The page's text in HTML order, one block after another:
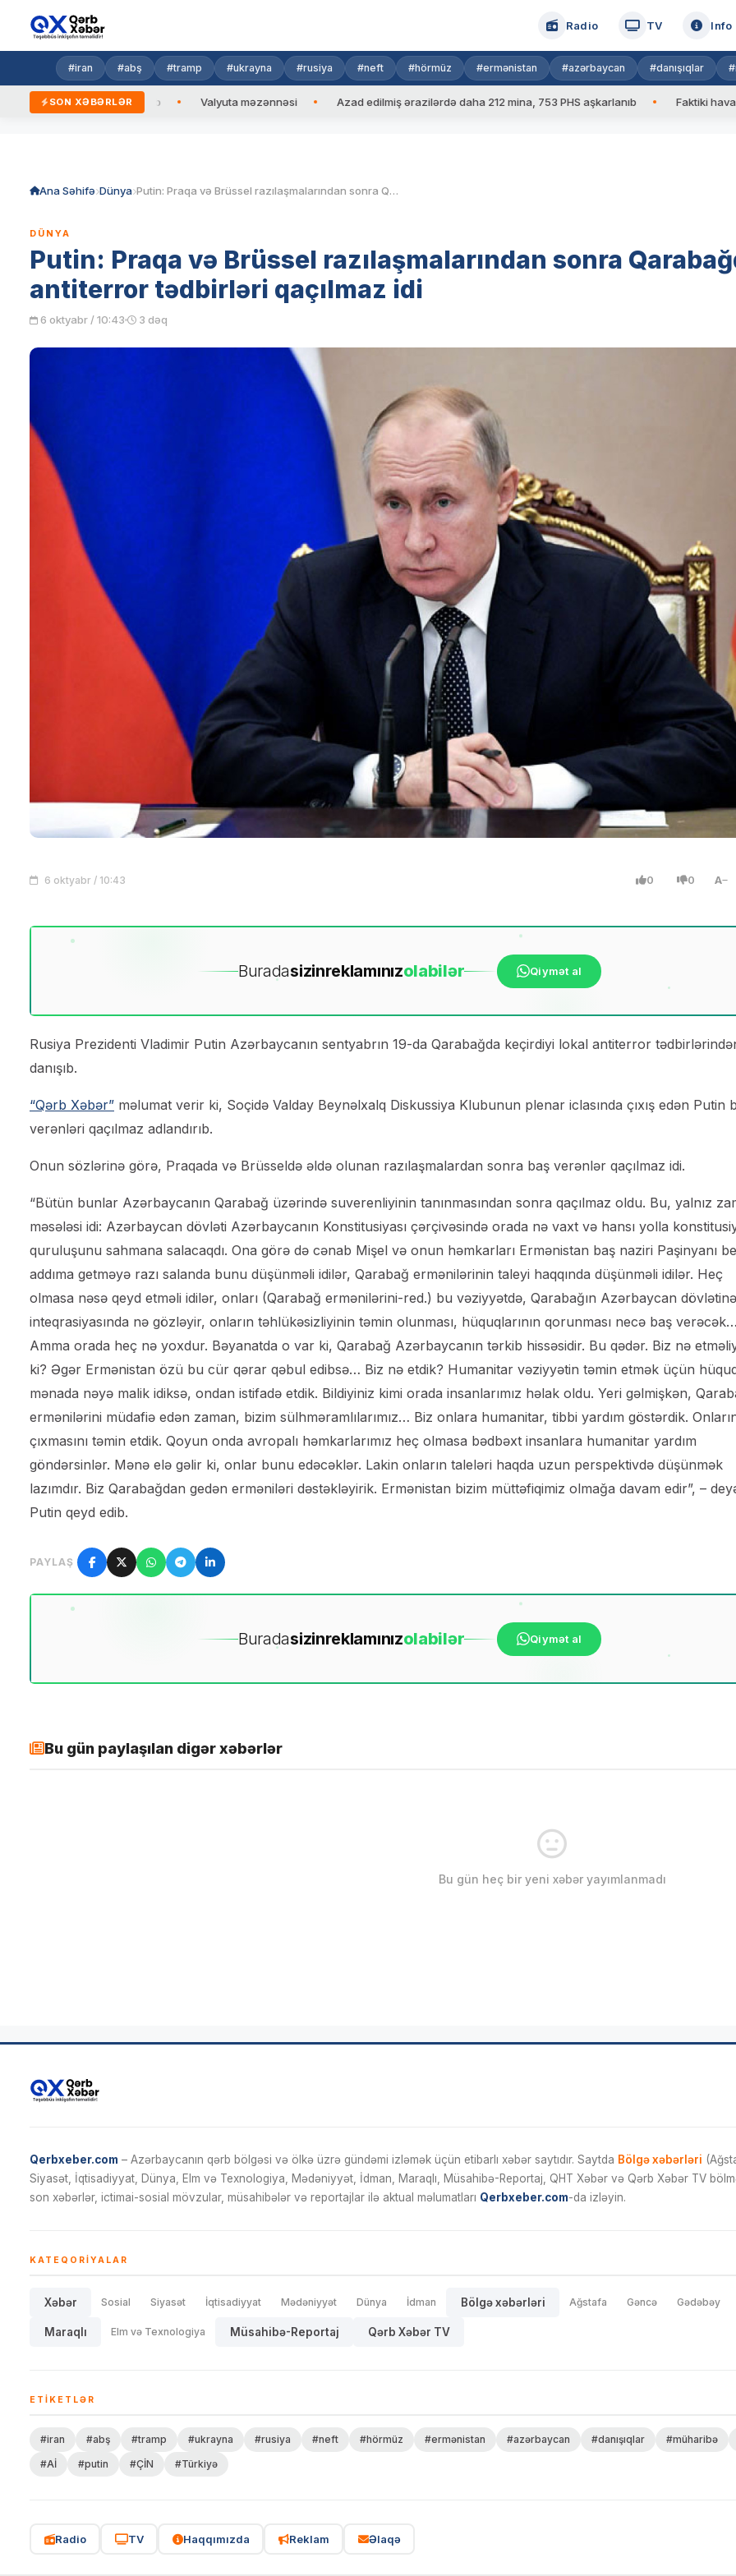
Radio TV Info
#iran #abş #tramp #ukrayna #rusiya #neft #hörmüz #ermənistan #azərbaycan #danışıqlar
SON XƏBƏRLƏR
zəng edib Valyuta məzənnəsi Azad edilmiş ərazilərdə daha 212 mina, 753 PHS aşkarlanıb Faktiki hava: 39
Ana Səhifə Dünya Putin: Praqa və Brüssel razılaşmalarından sonra Qarabağda antiterror tədbirləri qaçılmaz idi
DÜNYA
Putin: Praqa və Brüssel razılaşmalarından sonra
antiterror tədbirləri qaçılmaz idi
6 oktyabr / 10:43 3 dəq
6 oktyabr / 10:43 0 0 A
Buradasizinreklamınızolabilər Qiymət al
Rusiya Prezidenti Vladimir Putin Azərbaycanın sentyabrın 19-da Qarabağda keçirdiyi lokal antiterror
danışıb.
“Qərb Xəbər” məlumat verir ki, Soçidə Valday Beynəlxalq Diskussiya Klubunun plenar iclasında çıxış edən Putin
verənləri qaçılmaz adlandırıb.
Onun sözlərinə görə, Praqada və Brüsseldə əldə olunan razılaşmalardan sonra baş verənlər qaçılmaz idi.
“Bütün bunlar Azərbaycanın Qarabağ üzərində suverenliyinin tanınmasından sonra qaçılmaz oldu. Bu, yalnız
məsələsi idi: Azərbaycan dövləti Azərbaycanın Konstitusiyası çərçivəsində orada nə vaxt və hansı yolla
quruluşunu sahmana salacaqdı. Ona görə də cənab Mişel və onun həmkarları Ermənistan baş naziri Paşinyanı
addıma getməyə razı salanda bunu düşünməli idilər, Qarabağ ermənilərinin taleyi haqqında düşünməli idilər. Heç
olmasa nəsə qeyd etməli idilər, onları (Qarabağ ermənilərini-red.) bu vəziyyətdə, Qarabağın Azərbaycan dövlətinə
inteqrasiyasında nə gözləyir, onların təhlükəsizliyinin təmin olunması, hüquqlarının qorunması necə baş
Amma orada heç nə yoxdur. Bəyanatda o var ki, Qarabağ Azərbaycanın tərkib hissəsidir. Bu qədər. Biz nə
ki? Əgər Ermənistan özü bu cür qərar qəbul edibsə… Biz nə etdik? Humanitar vəziyyətin təmin etmək üçün
mənada nəyə malik idiksə, ondan istifadə etdik. Bildiyiniz kimi orada insanlarımız həlak oldu. Yeri gəlmişkən,
ermənilərini müdafiə edən zaman, bizim sülhməramlılarımız… Biz onlara humanitar, tibbi yardım göstərdik.
çıxmasını təmin etdik. Qoyun onda avropalı həmkarlarımız heç olmasa bədbəxt insanlara humanitar yardım
göndərsinlər. Mənə elə gəlir ki, onlar bunu edəcəklər. Lakin onların taleləri haqda uzun perspektivdə düşünmək
lazımdır. Biz Qarabağdan gedən erməniləri dəstəkləyirik. Ermənistan bizim müttəfiqimiz olmağa davam edir”, –
Putin qeyd edib.
PAYLAŞ
Buradasizinreklamınızolabilər Qiymət al
Bu gün paylaşılan digər xəbərlər
Bu gün heç bir yeni xəbər yayımlanmadı
Qerbxeber.com – Azərbaycanın qərb bölgəsi və ölkə üzrə gündəmi izləmək üçün etibarlı xəbər saytıdır. Saytda Bölgə xəbərləri
Siyasət, İqtisadiyyat, Dünya, Elm və Texnologiya, Mədəniyyət, İdman, Maraqlı, Müsahibə-Reportaj, QHT Xəbər və Qərb Xəbər TV
son xəbərlər, ictimai-sosial mövzular, müsahibələr və reportajlar ilə aktual məlumatları Qerbxeber.com-da izləyin.
KATEQORIYALAR
Xəbər Sosial Siyasət İqtisadiyyat Mədəniyyət Dünya İdman Bölgə xəbərləri Ağstafa Gəncə Gədəbəy
Maraqlı Elm və Texnologiya Müsahibə-Reportaj Qərb Xəbər TV
ETIKETLƏR
#iran #abş #tramp #ukrayna #rusiya #neft #hörmüz #ermənistan #azərbaycan #danışıqlar
#müharibə
#Aİ
#putin #ÇİN #Türkiyə
Radio TV Haqqımızda Reklam Əlaqə